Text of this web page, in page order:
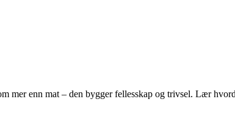
mer enn mat – den bygger fellesskap og trivsel. Lær